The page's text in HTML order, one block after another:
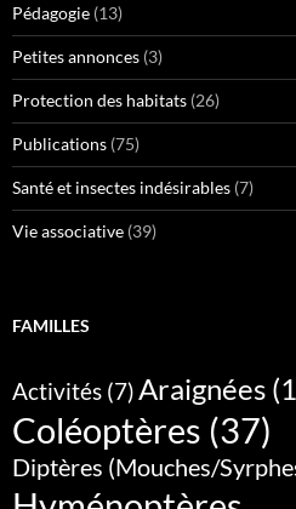
Pédagogie (13)
Petites annonces (3)
Protection des habitats (26)
Publications (75)
Santé et insectes indésirables (7)
Vie associative (39)
FAMILLES
Activités (7) Araignées
Coléoptères (37)
Diptères (Mouches/